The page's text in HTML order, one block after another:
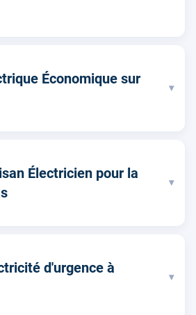
Économique sur
▾
Électricien pour la
▾
d'urgence à
▾